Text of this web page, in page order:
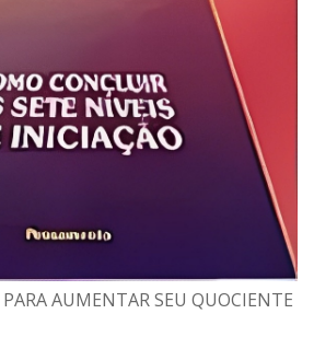
AUMENTAR SEU QUOCIENTE